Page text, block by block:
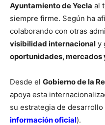
Ayuntamiento de Yecla al
siempre firme. Según ha
colaborando con otras
visibilidad internacional y
oportunidades, mercados
Desde el Gobierno de la
apoya esta
su estrategia de
información oficial).